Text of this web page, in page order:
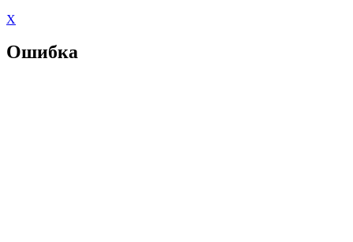
X
Ошибка